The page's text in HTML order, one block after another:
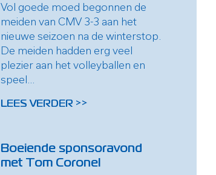
Vol goede moed begonnen de
meiden van CMV 3-3 aan het
nieuwe seizoen na de winterstop.
De meiden hadden erg veel
plezier aan het volleyballen en
speel...
LEES VERDER >>
Boeiende sponsoravond
met Tom Coronel